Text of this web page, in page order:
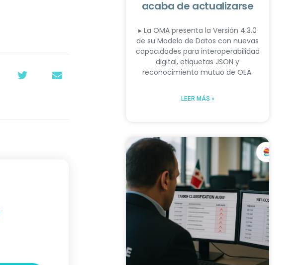
acaba de actualizarse
▸ La OMA presenta la Versión 4.3.0
de su Modelo de Datos con nuevas
capacidades para interoperabilidad
digital, etiquetas JSON y
reconocimiento mutuo de OEA.
LEER MÁS »